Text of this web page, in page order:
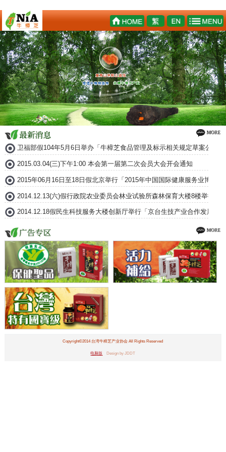
卫福部假104年5月6日举办「牛樟芝食品管理及标示相关规定草案公听
2015.03.04(三)下午1:00 本会第一届第二次会员大会开会通知
2015年06月16日至18日假北京举行「2015年中国国际健康服务业博览
2014.12.13(六)假行政院农业委员会林业试验所森林保育大楼8楼举行「
2014.12.18假民生科技服务大楼创新厅举行「京台生技产业合作发展论
Copyright©2014 台湾牛樟芝产业协会 All Rights Reserved
电脑版 Design by JDDT